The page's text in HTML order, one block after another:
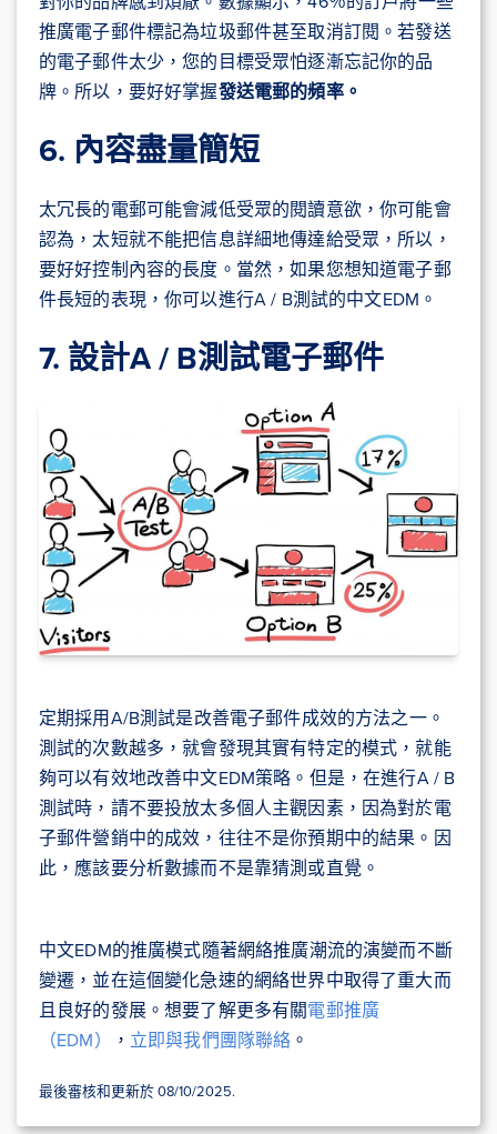
推廣電子郵件標記為垃圾郵件甚至取消訂閱。若發送
的電子郵件太少，您的目標受眾怕逐漸忘記你的品
牌。所以，要好好掌握發送電郵的頻率。
6. 內容盡量簡短
太冗長的電郵可能會減低受眾的閱讀意欲，你可能會
認為，太短就不能把信息詳細地傳達給受眾，所以，
要好好控制內容的長度。當然，如果您想知道電子郵
件長短的表現，你可以進行A / B測試的中文EDM。
7. 設計A / B測試電子郵件
定期採用A/B測試是改善電子郵件成效的方法之一。
測試的次數越多，就會發現其實有特定的模式，就能
夠可以有效地改善中文EDM策略。但是，在進行A / B
測試時，請不要投放太多個人主觀因素，因為對於電
子郵件營銷中的成效，往往不是你預期中的結果。因
此，應該要分析數據而不是靠猜測或直覺。
中文EDM的推廣模式隨著網絡推廣潮流的演變而不斷
變遷，並在這個變化急速的網絡世界中取得了重大而
且良好的發展。想要了解更多有關電郵推廣
（EDM）
， 立即與我們團隊聯絡 。
最後審核和更新於 08/10/2025.